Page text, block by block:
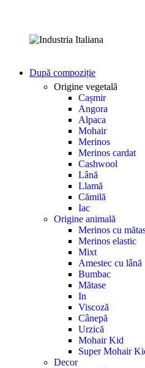
După compoziție
Origine vegetală
Cașmir
Angora
Alpaca
Mohair
Merinos
Merinos cardat
Cashwool
Lână
Llamă
Cămilă
Iac
Origine animală
Merinos cu
Merinos elastic
Mixt
Amestec cu lână
Bumbac
Mătase
In
Viscoză
Cânepă
Urzică
Mohair Kid
Super Mohair
Decor